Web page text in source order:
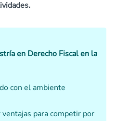
en Derecho Fiscal en la
con el ambiente
para competir por